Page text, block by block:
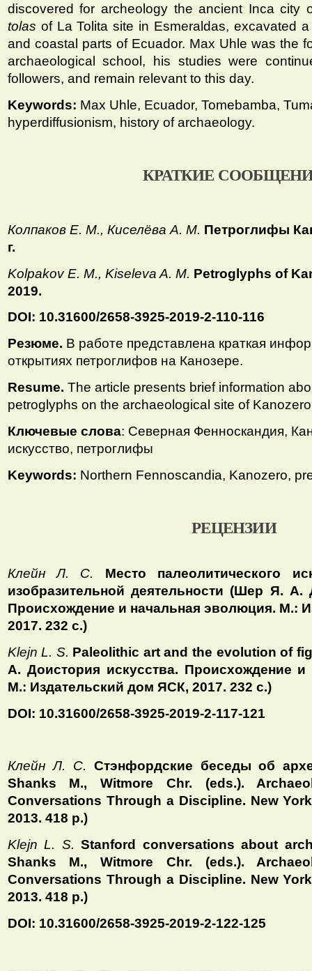
discovered for archeology the ancient Inca city
tolas of La Tolita site in Esmeraldas, excavated
and coastal parts of Ecuador. Мax Uhle was the
archaeological school, his studies were
followers, and remain relevant to this day.
Keywords: Max Uhle, Ecuador, Tomebamba,
hyperdiffusionism, history of archaeology.
КРАТКИЕ
Колпаков Е. М., Киселёва А. М. Петроглифы
г.
Kolpakov E. M., Kiseleva A. M. Petroglyphs of
2019.
DOI: 10.31600/2658-3925-2019-2-110-116
Резюме. В работе представлена краткая
открытиях петроглифов на Канозере.
Resume. The article presents brief information
petroglyphs on the archaeological site of
Ключевые слова: Северная Фенноскандия,
искусство, петроглифы
Keywords: Northern Fennoscandia, Kanozero,
РЕЦЕНЗИИ
Клейн Л. С.
Место палеолитического
изобразительной деятельности (Шер Я. А.
Происхождение и начальная эволюция. М.:
2017. 232 с.)
Klejn L. S. Paleolithic art and the evolution of
А. Доистория искусства. Происхождение
М.: Издательский дом ЯСК, 2017. 232 с.)
DOI: 10.31600/2658-3925-2019-2-117-121
Клейн Л. С. Стэнфордские беседы об
Shanks M., Witmore Chr. (eds.).
Conversations Through a Discipline. New
2013. 418 p.)
Klejn L. S.Stanford conversations about
Shanks M., Witmore Chr. (eds.).
Conversations Through a Discipline. New
2013. 418 p.)
DOI: 10.31600/2658-3925-2019-2-122-125